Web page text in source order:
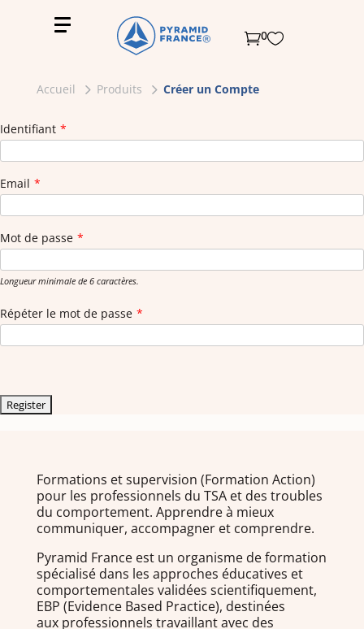
0
Accueil Produits Créer un Compte
Identifiant *
Email *
Mot de passe *
Longueur minimale de 6 caractères.
Répéter le mot de passe *
Formations et supervision (Formation Action)
pour les professionnels du TSA et des troubles
du comportement. Apprendre à mieux
communiquer, accompagner et comprendre.
Pyramid France est un organisme de formation
spécialisé dans les approches éducatives et
comportementales validées scientifiquement,
EBP (Evidence Based Practice), destinées
aux professionnels travaillant avec des